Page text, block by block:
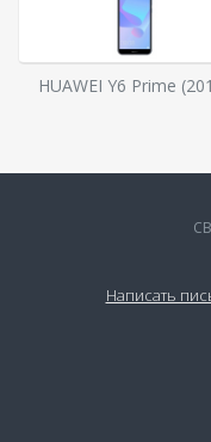
HUAWEI Y6 Prime
Написать